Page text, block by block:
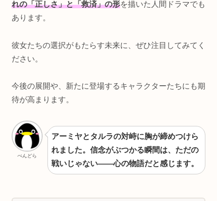
れの「正しさ」と「救済」の形を描いた人間ドラマでも
あります。
彼女たちの選択がもたらす未来に、ぜひ注目してみてく
ださい。
今後の展開や、新たに登場するキャラクターたちにも期
待が高まります。
ぺんどら
アーミヤとタルラの対峙に胸が締めつけら
れました。信念がぶつかる瞬間は、ただの
戦いじゃない――心の物語だと感じます。